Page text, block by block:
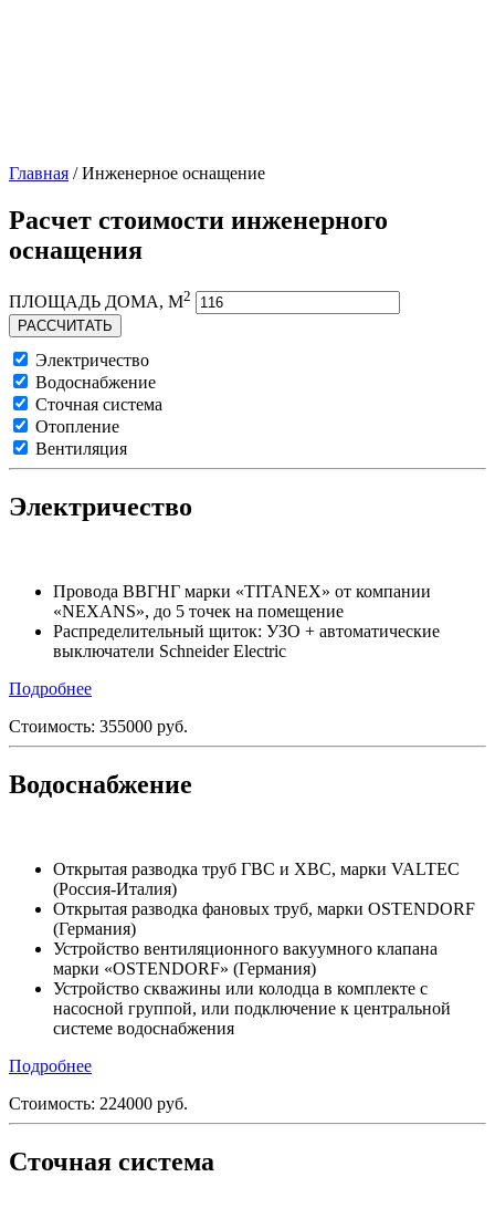
Главная / Инженерное оснащение
Расчет стоимости инженерного
оснащения
ПЛОЩАДЬ ДОМА, М2
Электричество
Водоснабжение
Сточная система
Отопление
Вентиляция
Электричество
Провода ВВГНГ марки «TITANEX» от компании
«NEXANS», до 5 точек на помещение
Распределительный щиток: УЗО + автоматические
выключатели Schneider Electric
Подробнее
Стоимость: 355000 руб.
Водоснабжение
Открытая разводка труб ГВС и ХВС, марки VALTEC
(Россия-Италия)
Открытая разводка фановых труб, марки OSTENDORF
(Германия)
Устройство вентиляционного вакуумного клапана
марки «OSTENDORF» (Германия)
Устройство скважины или колодца в комплекте с
насосной группой, или подключение к центральной
системе водоснабжения
Подробнее
Стоимость: 224000 руб.
Сточная система